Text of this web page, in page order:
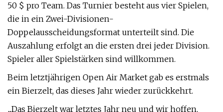
50 $ pro Team. Das Turnier besteht aus vier Spielen,
die in ein Zwei-Divisionen-
Doppelausscheidungsformat unterteilt sind. Die
Auszahlung erfolgt an die ersten drei jeder Division.
Spieler aller Spielstärken sind willkommen.
Beim letztjährigen Open Air Market gab es erstmals
ein Bierzelt, das dieses Jahr wieder zurückkehrt.
„Das Bierzelt war letztes Jahr neu und wir hoffen,